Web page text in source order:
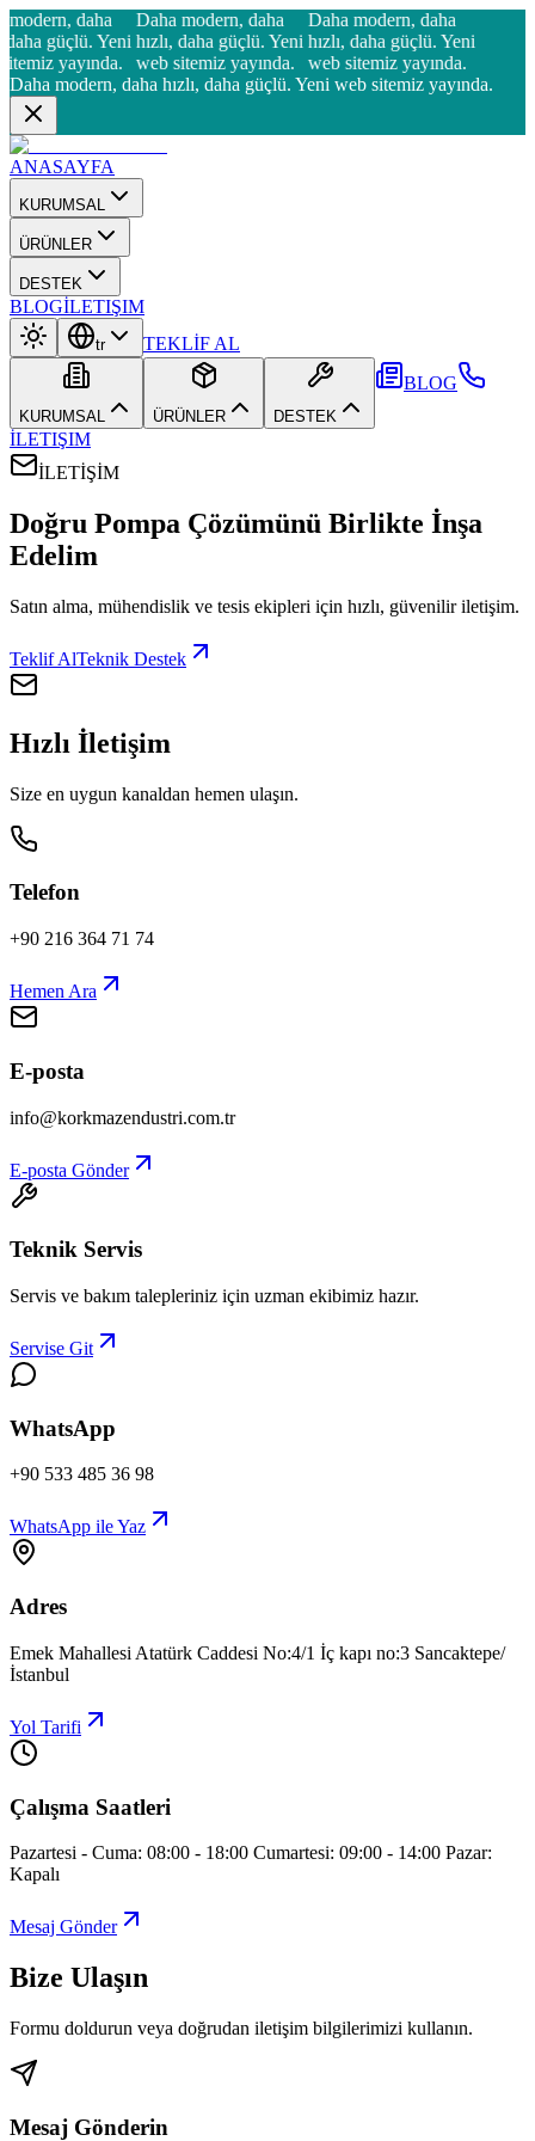
modern, daha
daha güçlü. Yeni
yayında.
Daha modern, daha
hızlı, daha güçlü. Yeni
web sitemiz yayında.
Daha modern, daha
hızlı, daha güçlü. Yeni
web sitemiz yayında.
Daha modern, daha hızlı, daha güçlü. Yeni web sitemiz yayında.
ANASAYFA
KURUMSAL
ÜRÜNLER
DESTEK
BLOGİLETIŞIM
tr TEKLİF AL
KURUMSAL ÜRÜNLER DESTEK
BLOG
İLETIŞIM
İLETİŞİM
Doğru Pompa Çözümünü Birlikte İnşa
Edelim
Satın alma, mühendislik ve tesis ekipleri için hızlı, güvenilir iletişim.
Teklif AlTeknik Destek
Hızlı İletişim
Size en uygun kanaldan hemen ulaşın.
Telefon
+90 216 364 71 74
Hemen Ara
E-posta
info@korkmazendustri.com.tr
E-posta Gönder
Teknik Servis
Servis ve bakım talepleriniz için uzman ekibimiz hazır.
Servise Git
WhatsApp
+90 533 485 36 98
WhatsApp ile Yaz
Adres
Emek Mahallesi Atatürk Caddesi No:4/1 İç kapı no:3 Sancaktepe/
İstanbul
Yol Tarifi
Çalışma Saatleri
Pazartesi - Cuma: 08:00 - 18:00 Cumartesi: 09:00 - 14:00 Pazar:
Kapalı
Mesaj Gönder
Bize Ulaşın
Formu doldurun veya doğrudan iletişim bilgilerimizi kullanın.
Mesaj Gönderin